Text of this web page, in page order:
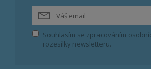
Souhlasím se zpracováním
rozesílky newsletteru.